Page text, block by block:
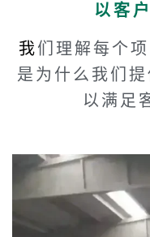
以 客
我们 理 解 每 个 项
是 为 什 么 我 们 提
以 满 足